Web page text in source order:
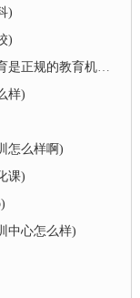
)
)
规的教育机构吗)
样)
怎么样啊)
课)
中心怎么样)